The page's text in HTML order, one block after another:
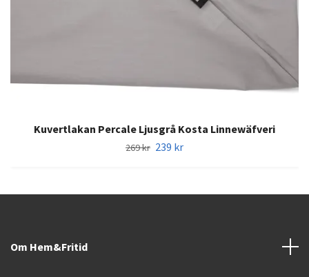
Kuvertlakan Percale Ljusgrå Kosta Linnewäfveri
269 kr 239 kr
Om Hem&Fritid